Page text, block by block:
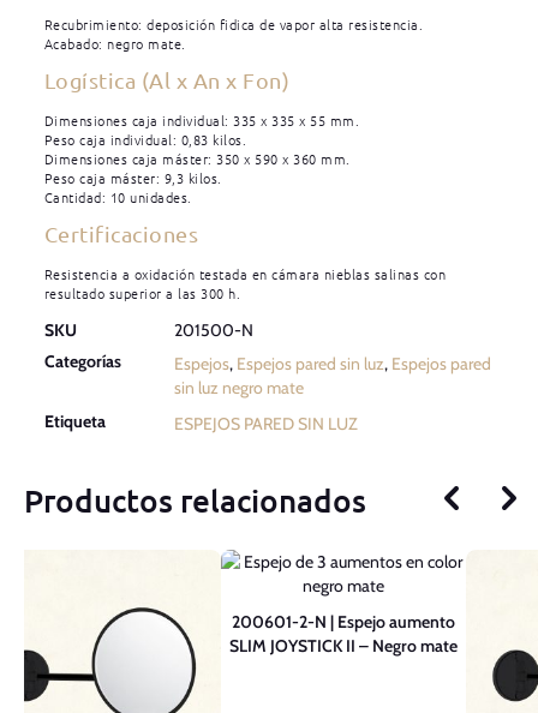
Recubrimiento: deposición fidica de vapor alta resistencia.
Acabado: negro mate.
Logística (Al x An x Fon)
Dimensiones caja individual: 335 x 335 x 55 mm.
Peso caja individual: 0,83 kilos.
Dimensiones caja máster: 350 x 590 x 360 mm.
Peso caja máster: 9,3 kilos.
Cantidad: 10 unidades.
Certificaciones
Resistencia a oxidación testada en cámara nieblas salinas con
resultado superior a las 300 h.
SKU
201500-N
Categorías
Espejos, Espejos pared sin luz, Espejos pared
sin luz negro mate
Etiqueta
ESPEJOS PARED SIN LUZ
Productos relacionados
200601-2-N | Espejo aumento
SLIM JOYSTICK II – Negro mate